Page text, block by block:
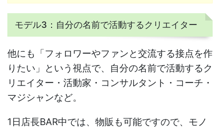
モデル3：自分の名前で活動するクリエイター
他にも「フォロワーやファンと交流する接点を作
りたい」という視点で、自分の名前で活動するク
リエイター・活動家・コンサルタント・コーチ・
マジシャンなど。
1日店長BAR中では、物販も可能ですので、モノ